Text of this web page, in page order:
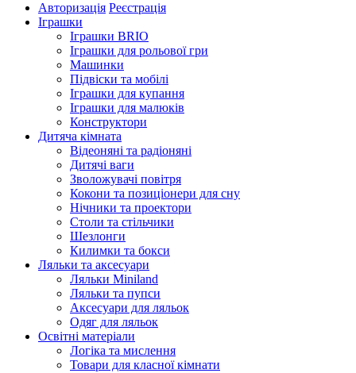
Авторизація Реєстрація
Іграшки
Іграшки BRIO
Іграшки для рольової гри
Машинки
Підвіски та мобілі
Іграшки для купання
Іграшки для малюків
Конструктори
Дитяча кімната
Відеоняні та радіоняні
Дитячі ваги
Зволожувачі повітря
Кокони та позиціонери для сну
Нічники та проектори
Столи та стільчики
Шезлонги
Килимки та бокси
Ляльки та аксесуари
Ляльки Miniland
Ляльки та пупси
Аксесуари для ляльок
Одяг для ляльок
Освітні матеріали
Логіка та мислення
Товари для класної кімнати